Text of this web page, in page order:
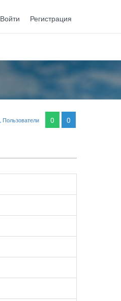
Войти Регистрация
Пользователи 0 0